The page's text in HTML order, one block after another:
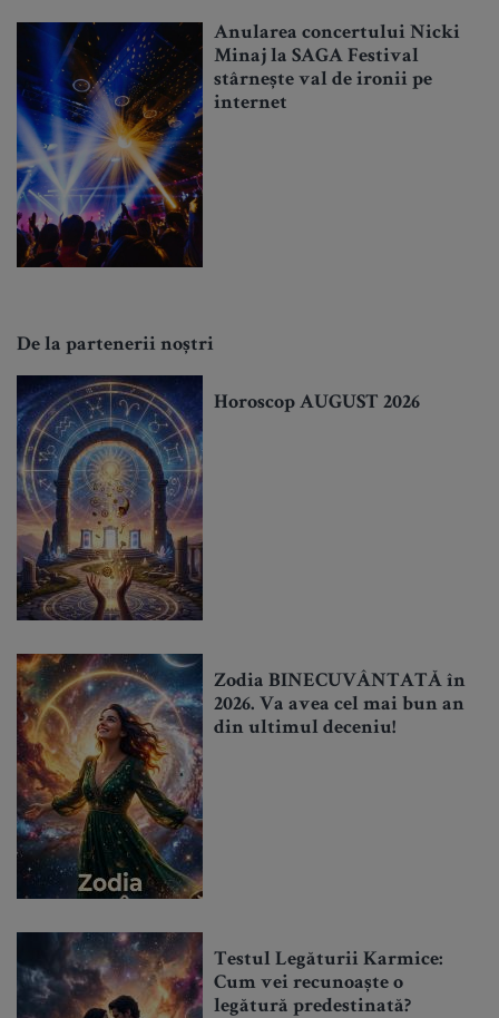
Anularea concertului Nicki
Minaj la SAGA Festival
stârnește val de ironii pe
internet
De la partenerii noștri
Horoscop AUGUST 2026
Zodia BINECUVÂNTATĂ în
2026. Va avea cel mai bun an
din ultimul deceniu!
Testul Legăturii Karmice:
Cum vei recunoaște o
legătură predestinată?